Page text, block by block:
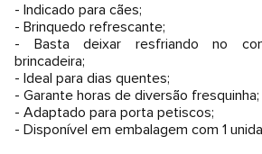
- Indicado para cães;
- Brinquedo refrescante;
- Basta deixar resfriando no
brincadeira;
- Ideal para dias quentes;
- Garante horas de diversão fresquinha;
- Adaptado para porta petiscos;
- Disponível em embalagem com 1